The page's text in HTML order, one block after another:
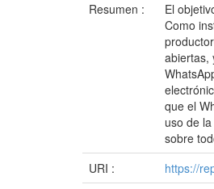
Resumen :
El
Como
abiertas,
que el
uso de
sobre
URI :
https://